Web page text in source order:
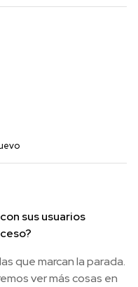
sus usuarios
que marcan la parada.
ver más cosas en